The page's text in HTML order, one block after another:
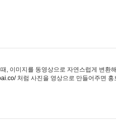
, 이미지를 동영상으로 자연스럽게 변환
처럼 사진을 영상으로 만들어주면 홍